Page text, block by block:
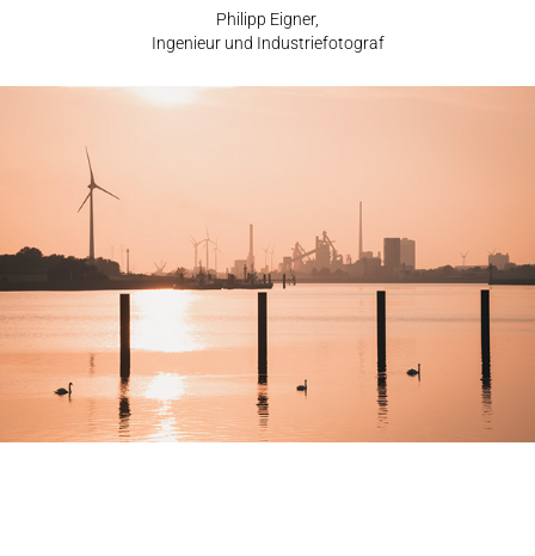
Philipp Eigner,
Ingenieur und Industriefotograf